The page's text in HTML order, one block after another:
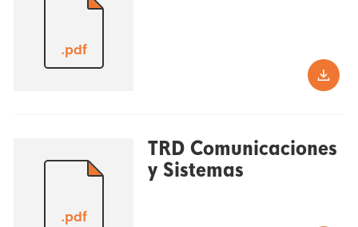
.pdf
.pdf
TRD Comunicaciones
y Sistemas